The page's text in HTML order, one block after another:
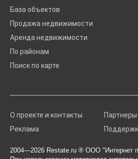
База объектов
Продажа недвижимости
Аренда недвижимости
По районам
Поиск по карте
О проекте и контакты
Реклама
Партнеры
2004—2026 Restate.ru ® ООО "Интернет